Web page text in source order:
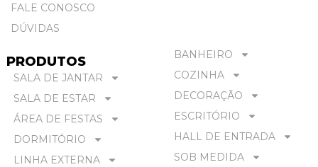
FALE CONOSCO
DÚVIDAS
PRODUTOS
SALA DE JANTAR
SALA DE ESTAR
ÁREA DE FESTAS
DORMITÓRIO
LINHA EXTERNA
BANHEIRO
COZINHA
DECORAÇÃO
ESCRITÓRIO
HALL DE ENTRADA
SOB MEDIDA